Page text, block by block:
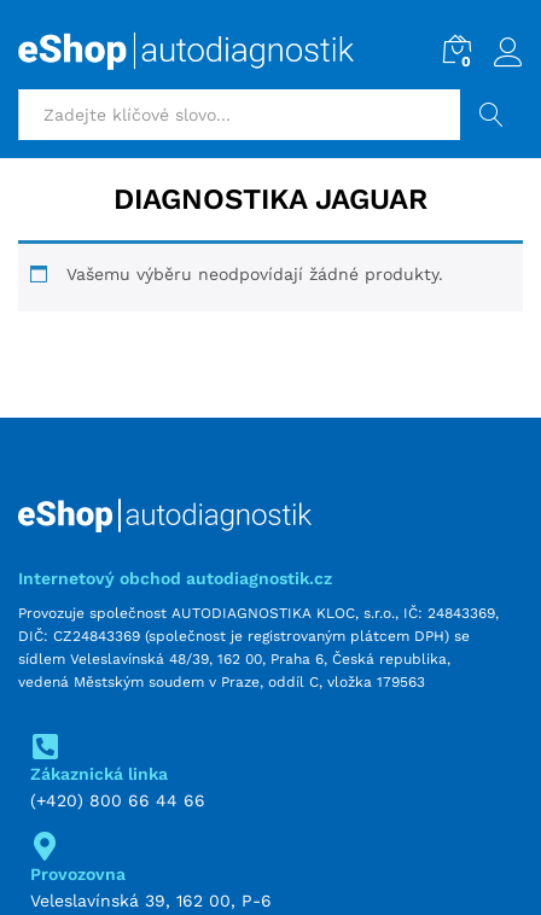
0
DIAGNOSTIKA JAGUAR
Vašemu výběru neodpovídají žádné produkty.
Internetový obchod autodiagnostik.cz
Provozuje společnost AUTODIAGNOSTIKA KLOC, s.r.o., IČ: 24843369,
DIČ: CZ24843369 (společnost je registrovaným plátcem DPH) se
sídlem Veleslavínská 48/39, 162 00, Praha 6, Česká republika,
vedená Městským soudem v Praze, oddíl C, vložka 179563
Zákaznická linka
(+420) 800 66 44 66
Provozovna
Veleslavínská 39, 162 00, P-6